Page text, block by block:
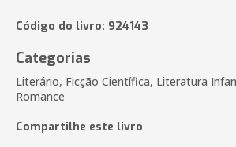
Código do livro: 924143
Categorias
Literário, Ficção Científica, Literatura
Romance
Compartilhe este livro